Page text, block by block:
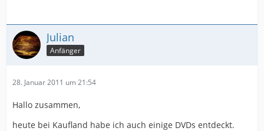
Julian
Anfänger
28. Januar 2011 um 21:54
Hallo zusammen,
heute bei Kaufland habe ich auch einige DVDs entdeckt.